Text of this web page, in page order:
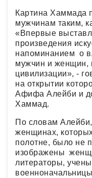
Картина Хаммада
мужчинам таким,
«Впервые
произведения
напоминанием о
мужчин и женщин,
цивилизации», -
на открытии
Афифа Алейби и
Хаммад.
По словам
женщинах,
полотне, было не
изображены
литераторы,